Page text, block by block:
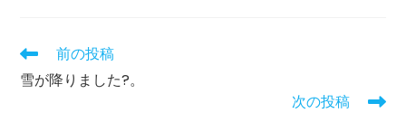
か
る
時
そ
の
他
前の投稿
雪が降りました?。
次の投稿